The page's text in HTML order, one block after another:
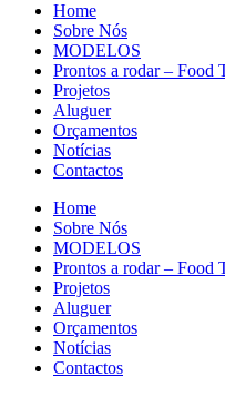
Home
Sobre Nós
MODELOS
Prontos a rodar – Food
Projetos
Aluguer
Orçamentos
Notícias
Contactos
Home
Sobre Nós
MODELOS
Prontos a rodar – Food
Projetos
Aluguer
Orçamentos
Notícias
Contactos